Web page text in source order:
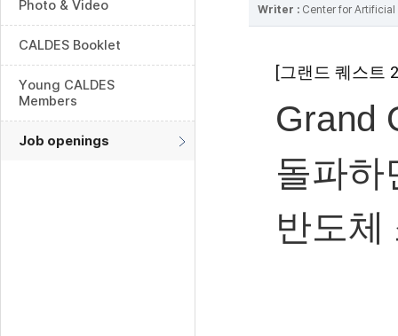
Photo & Video
CALDES Booklet
Young CALDES
Members
Job openings
Writer : Center for
[그랜드 퀘스트
Grand
돌파하
반도체